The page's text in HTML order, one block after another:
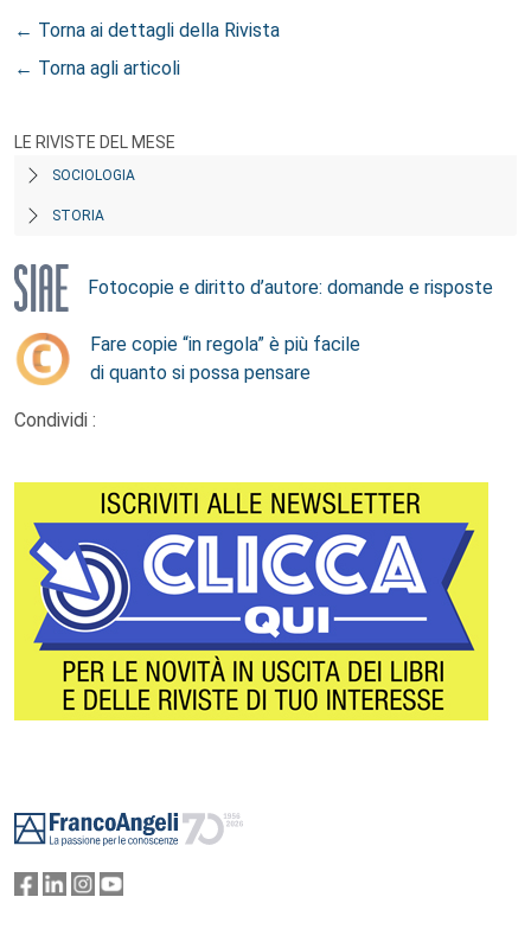
← Torna ai dettagli della Rivista
← Torna agli articoli
LE RIVISTE DEL MESE
SOCIOLOGIA
STORIA
Fotocopie e diritto d’autore: domande e risposte
Fare copie “in regola” è più facile
di quanto si possa pensare
Condividi :